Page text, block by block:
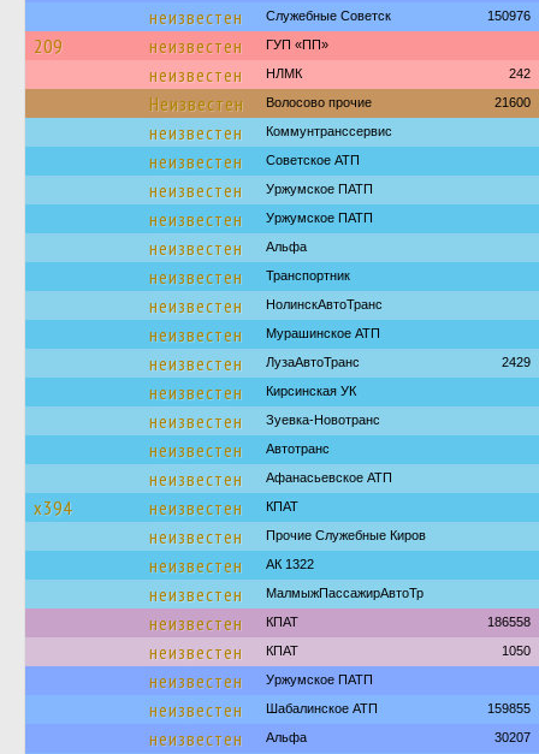
неизвестен Служебные Советск 150976
209 неизвестен ГУП «ПП»
неизвестен НЛМК 242
Неизвестен Волосово прочие 21600
неизвестен Коммунтранссервис
неизвестен Советское АТП
неизвестен Уржумское ПАТП
неизвестен Уржумское ПАТП
неизвестен Альфа
неизвестен Транспортник
неизвестен НолинскАвтоТранс
неизвестен Мурашинское АТП
неизвестен ЛузаАвтоТранс 2429
неизвестен Кирсинская УК
неизвестен Зуевка-Новотранс
неизвестен Автотранс
неизвестен Афанасьевское АТП
х394 неизвестен КПАТ
неизвестен Прочие Служебные Киров
неизвестен АК 1322
неизвестен МалмыжПассажирАвтоТр
неизвестен КПАТ 186558
неизвестен КПАТ 1050
неизвестен Уржумское ПАТП
неизвестен Шабалинское АТП 159855
неизвестен Альфа 30207